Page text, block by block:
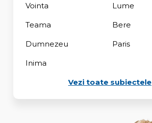
Vointa Lume
Teama Bere
Dumnezeu Paris
Inima
Vezi toate subiectele